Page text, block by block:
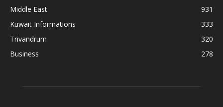
Middle East
931
Kuwait Informations
333
Trivandrum
320
Business
278